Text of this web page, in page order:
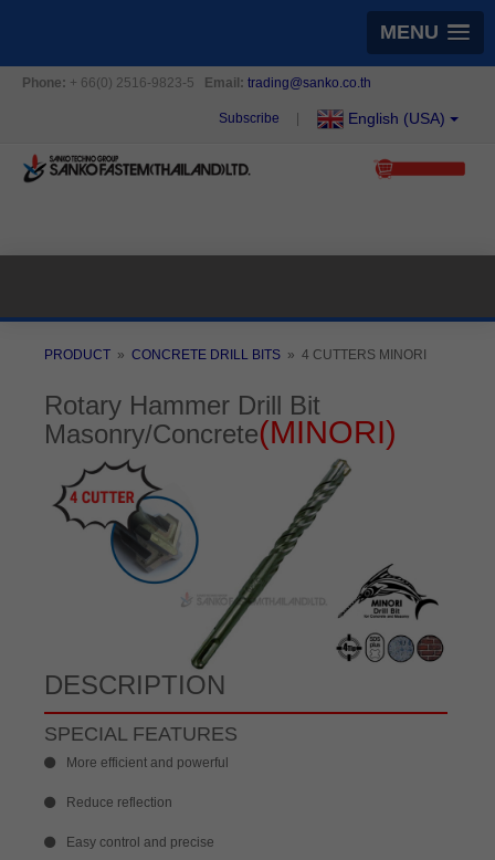
MENU
Phone: + 66(0) 2516-9823-5 Email: trading@sanko.co.th
Subscribe English (USA)
PRODUCT » ​ CONCRETE DRILL BITS » ​ 4 CUTTERS MINORI
Rotary Hammer Drill Bit
Masonry/Concrete(MINORI)
DESCRIPTION
SPECIAL FEATURES
More efficient and powerful
Reduce reflection
Easy control and precise